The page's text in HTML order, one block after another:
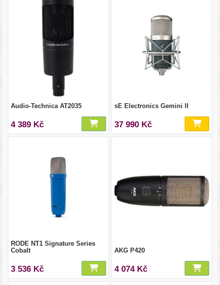
Audio-Technica AT2035
4 389 Kč
sE Electronics Gemini II
37 990 Kč
RODE NT1 Signature Series
Cobalt
3 536 Kč
AKG P420
4 074 Kč